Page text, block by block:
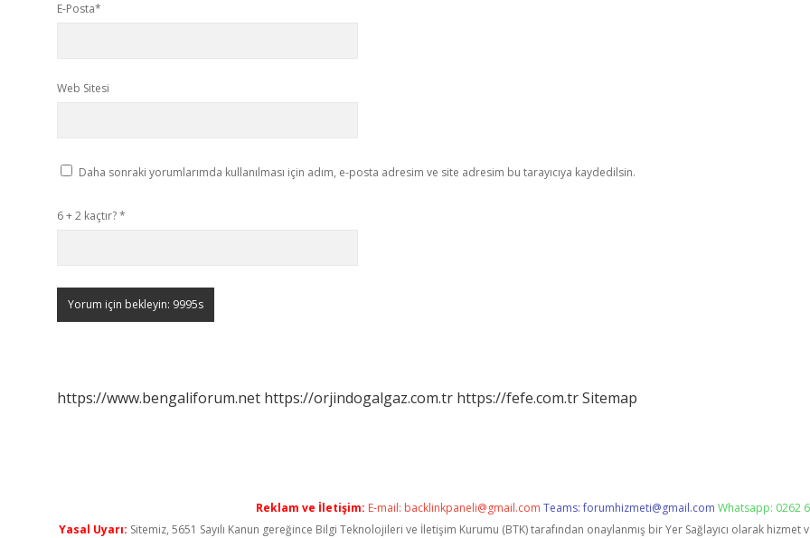
E-Posta*
Web Sitesi
Daha sonraki yorumlarımda kullanılması için adım, e-posta adresim ve site adresim bu tarayıcıya kaydedilsin.
6 + 2 kaçtır?*
https://www.bengaliforum.net https://orjindogalgaz.com.tr https://fefe.com.trSitemap
Reklam ve İletişim: E-mail: backlinkpaneli@gmail.com Teams:forumhizmeti@gmail.com Whatsapp: 0262
Yasal Uyarı: Sitemiz, 5651 Sayılı Kanun gereğince Bilgi Teknolojileri ve İletişim Kurumu (BTK) tarafından onaylanmış bir Yer Sağlayıcı olarak